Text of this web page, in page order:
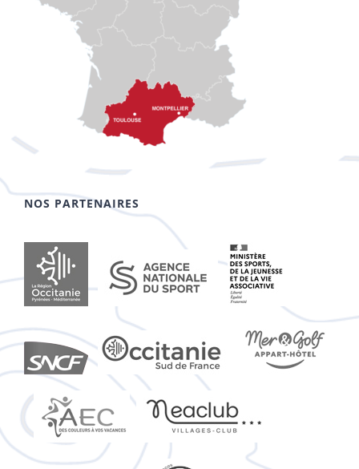
NOS PARTENAIRES